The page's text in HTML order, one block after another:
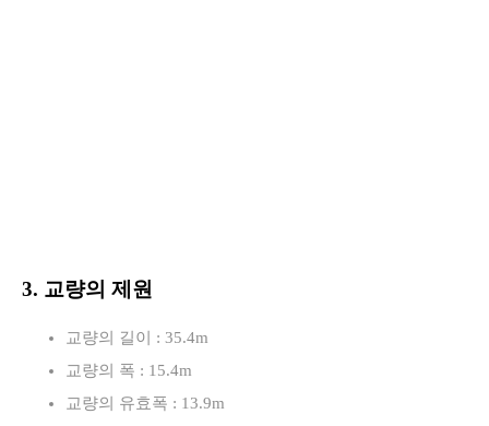
3. 교량의 제원
교량의 길이 : 35.4m
교량의 폭 : 15.4m
교량의 유효폭 : 13.9m